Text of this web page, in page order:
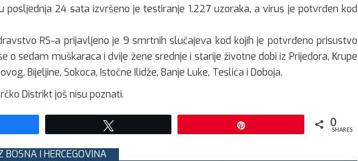
posljednja 24 sata izvršeno je testiranje 1.227 uzoraka, a virus je potvrđen kod
RS-a prijavljeno je 9 smrtnih slučajeva kod kojih je potvrđeno prisustvo
o sedam muškaraca i dvije žene srednje i starije životne dobi iz Prijedora, Кrupe
Bijeljine, Sokoca, Istočne Ilidže, Banje Luke, Teslića i Doboja.
Distrikt još nisu poznati.
0
SHARES
BOSNA I HERCEGOVINA